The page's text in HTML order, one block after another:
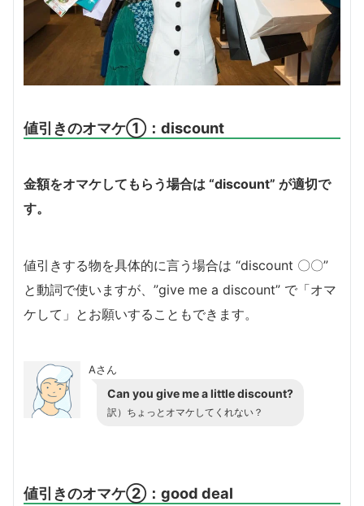
値引きのオマケ①：discount
金額をオマケしてもらう場合は “discount” が適切で
す。
値引きする物を具体的に言う場合は “discount 〇〇”
と動詞で使いますが、”give me a discount” で「オマ
ケして」とお願いすることもできます。
Aさん
Can you give me a little discount?
訳）ちょっとオマケしてくれない？
値引きのオマケ②：good deal